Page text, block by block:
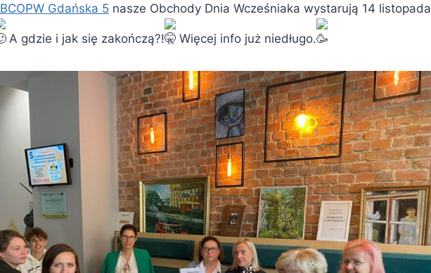
BCOPW Gdańska 5 nasze Obchody Dnia Wcześniaka wystarują 14 listopada
A gdzie i jak się zakończą?! Więcej info już niedługo.